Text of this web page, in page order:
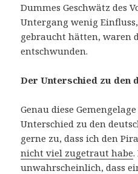
Dummes Geschwätz des
Untergang wenig
gebraucht hätten, waren
entschwunden.
Der Unterschied zu den
Genau diese
Unterschied zu den
gerne zu, dass ich den
nicht viel zugetraut habe.
unwahrscheinlich, dass